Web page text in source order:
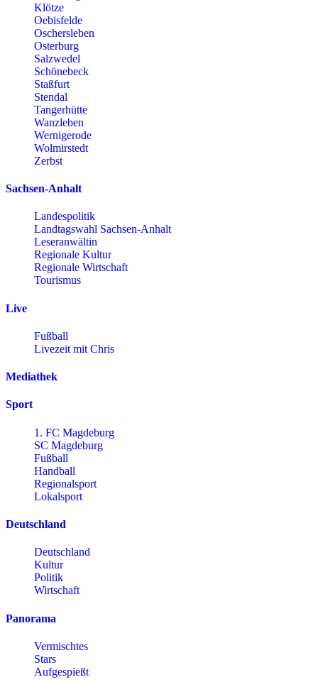
Klötze
Oebisfelde
Oschersleben
Osterburg
Salzwedel
Schönebeck
Staßfurt
Stendal
Tangerhütte
Wanzleben
Wernigerode
Wolmirstedt
Zerbst
Sachsen-Anhalt
Landespolitik
Landtagswahl Sachsen-Anhalt
Leseranwältin
Regionale Kultur
Regionale Wirtschaft
Tourismus
Live
Fußball
Livezeit mit Chris
Mediathek
Sport
1. FC Magdeburg
SC Magdeburg
Fußball
Handball
Regionalsport
Lokalsport
Deutschland
Deutschland
Kultur
Politik
Wirtschaft
Panorama
Vermischtes
Stars
Aufgespießt